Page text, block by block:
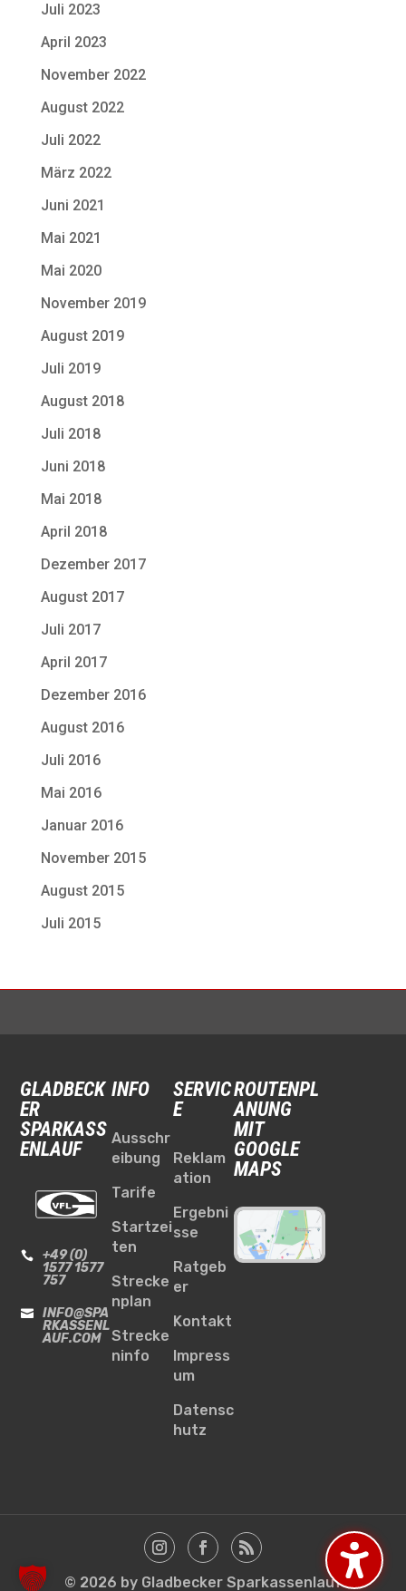
Juli 2023
April 2023
November 2022
August 2022
Juli 2022
März 2022
Juni 2021
Mai 2021
Mai 2020
November 2019
August 2019
Juli 2019
August 2018
Juli 2018
Juni 2018
Mai 2018
April 2018
Dezember 2017
August 2017
Juli 2017
April 2017
Dezember 2016
August 2016
Juli 2016
Mai 2016
Januar 2016
November 2015
August 2015
Juli 2015
GLADBECK
ER
SPARKASS
ENLAUF

+49 (0)
1577 1577
757

INFO@SPA
RKASSENL
AUF.COM
INFO
Ausschr
eibung
Tarife
Startzei
ten
Strecke
nplan
Strecke
ninfo
SERVIC
E
Reklam
ation
Ergebni
sse
Ratgeb
er
Kontakt
Impress
um
Datensc
hutz
ROUTENPL
ANUNG
MIT
GOOGLE
MAPS
© 2026 by Gladbecker Sparkassenlauf